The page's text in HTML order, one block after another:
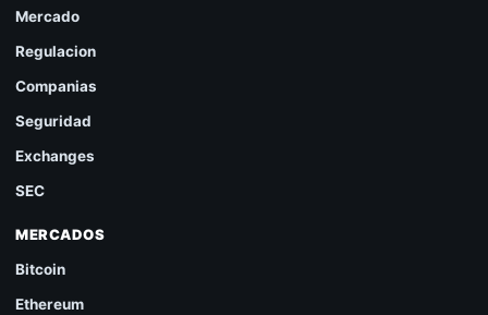
Mercado
Regulacion
Companias
Seguridad
Exchanges
SEC
MERCADOS
Bitcoin
Ethereum